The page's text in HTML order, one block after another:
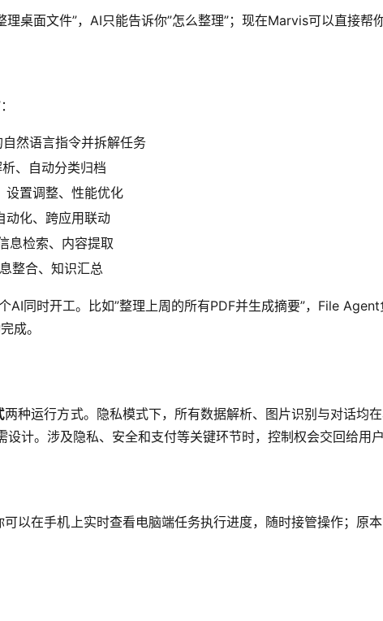
理桌面文件”，AI只能告诉你”怎么整理”；现在Marvis可以直接
然语言指令并拆解任务
、自动分类归档
设置调整、性能优化
动化、跨应用联动
息检索、内容提取
整合、知识汇总
AI同时开工。比如”整理上周的所有PDF并生成摘要”，File
成。
两种运行方式。隐私模式下，所有数据解析、图片识别与对话均
计。涉及隐私、安全和支付等关键环节时，控制权会交回给用户
以在手机上实时查看电脑端任务执行进度，随时接管操作；原